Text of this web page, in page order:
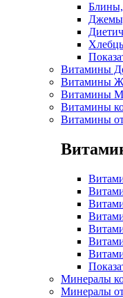
Витамины
Витамины
Витамины
Витамины
Витамины
Минералы
Минералы